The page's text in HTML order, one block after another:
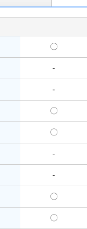
〇
-
-
〇
〇
-
-
〇
〇